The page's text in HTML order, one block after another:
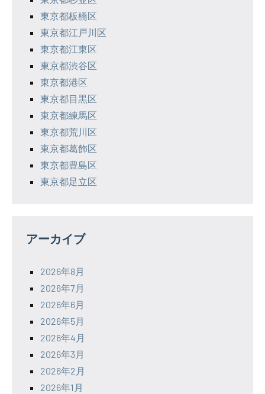
東京都板橋区
東京都江戸川区
東京都江東区
東京都渋谷区
東京都港区
東京都目黒区
東京都練馬区
東京都荒川区
東京都葛飾区
東京都豊島区
東京都足立区
アーカイブ
2026年8月
2026年7月
2026年6月
2026年5月
2026年4月
2026年3月
2026年2月
2026年1月